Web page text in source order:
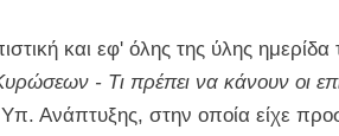
και εφ' όλης της ύλης
- Τι πρέπει να κάνουν οι
Ανάπτυξης, στην οποία είχε